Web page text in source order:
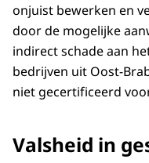
onjuist bewerken en
door de mogelijke
indirect schade aan
bedrijven uit Oost-
niet gecertificeerd
Valsheid in